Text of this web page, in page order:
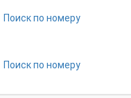
Поиск по номеру
Поиск по номеру